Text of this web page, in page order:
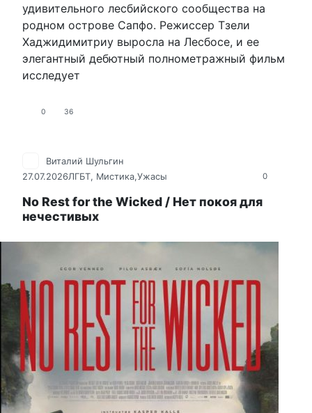
удивительного лесбийского сообщества на
родном острове Сапфо. Режиссер Тзели
Хаджидимитриу выросла на Лесбосе, и ее
элегантный дебютный полнометражный фильм
исследует
0 36
0
Виталий Шульгин
27.07.2026ЛГБТ, Мистика,Ужасы
No Rest for the Wicked / Нет покоя для
нечестивых